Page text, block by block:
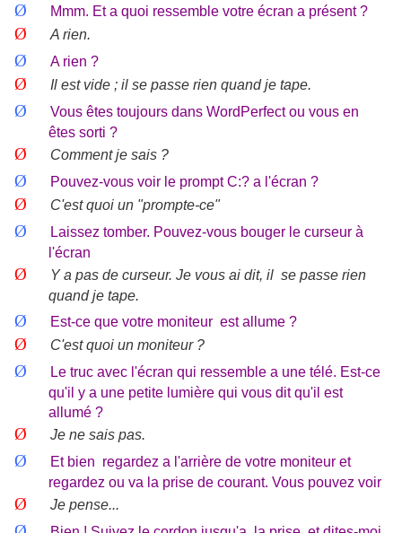
Ø Mmm. Et a quoi ressemble votre écran a présent ?
Ø A rien.
Ø A rien ?
Ø Il est vide ; il se passe rien quand je tape.
Ø
Vous êtes toujours dans WordPerfect ou vous en
êtes sorti ?
Ø Comment je sais ?
Ø Pouvez-vous voir le prompt C:? a l'écran ?
Ø C'est quoi un "prompte-ce"
Ø
Laissez tomber. Pouvez-vous bouger le curseur à
l'écran
Ø Y a pas de curseur. Je vous ai dit, il se passe rien
quand je tape.
Ø Est-ce que votre moniteur est allume ?
Ø C'est quoi un moniteur ?
Ø
Le truc avec l'écran qui ressemble a une télé. Est-ce
qu'il y a une petite lumière qui vous dit qu'il est
allumé ?
Ø Je ne sais pas.
Ø Et bien regardez a l'arrière de votre moniteur et
regardez ou va la prise de courant. Vous pouvez voir
Ø Je pense...